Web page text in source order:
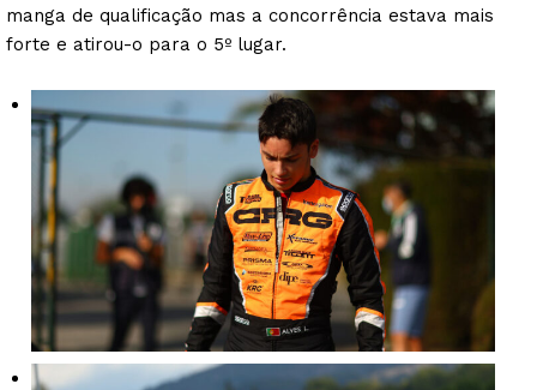
manga de qualificação mas a concorrência estava mais
forte e atirou-o para o 5º lugar.